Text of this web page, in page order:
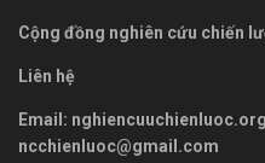
Cộng đồng nghiên cứu chiến
Liên hệ
Email:
ncchienluoc@gmail.com